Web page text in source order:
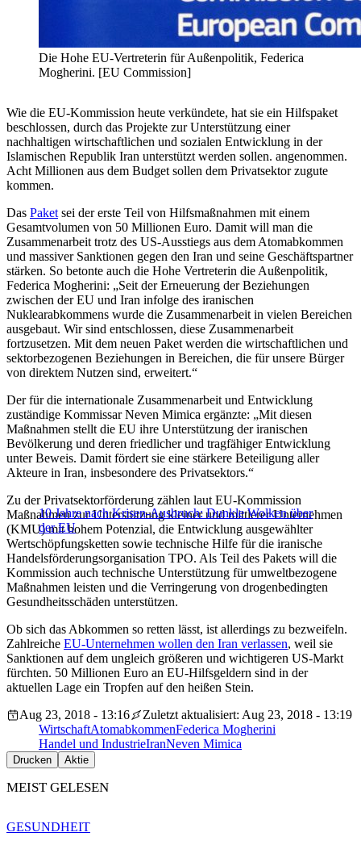
Die Hohe EU-Vertreterin für Außenpolitik, Federica
Mogherini. [EU Commission]
Wie die EU-Kommission heute verkündete, hat sie ein Hilfspaket
beschlossen, durch das Projekte zur Unterstützung einer
nachhaltigen wirtschaftlichen und sozialen Entwicklung in der
Islamischen Republik Iran unterstützt werden sollen. angenommen.
Acht Millionen aus dem Budget sollen dem Privatsektor zugute
kommen.
Das Paket sei der erste Teil von Hilfsmaßnahmen mit einem
Gesamtvolumen von 50 Millionen Euro. Damit will man die
Zusammenarbeit trotz des US-Ausstiegs aus dem Atomabkommen
und massiver Sanktionen gegen den Iran und seine Geschäftspartner
stärken. So betonte auch die Hohe Vertreterin die Außenpolitik,
Federica Mogherini: „Seit der Erneuerung der Beziehungen
zwischen der EU und Iran infolge des iranischen
Nuklearabkommens wurde die Zusammenarbeit in vielen Bereichen
ausgebaut. Wir sind entschlossen, diese Zusammenarbeit
fortzusetzen. Mit dem neuen Paket werden die wirtschaftlichen und
sektorbezogenen Beziehungen in Bereichen, die für unsere Bürger
von direktem Nutzen sind, erweitert.“
Der für die internationale Zusammenarbeit und Entwicklung
zuständige Kommissar Neven Mimica ergänzte: „Mit diesen
Maßnahmen stellt die EU ihre Unterstützung der iranischen
Bevölkerung und deren friedlicher und tragfähiger Entwicklung
unter Beweis. Damit fördert sie eine stärkere Beteiligung aller
Akteure in Iran, insbesondere des Privatsektors.“
10 Jahre nach Krisen-Ausbruch: Dunkle Wolken über
der EU
Zu der Privatsektorförderung zählen laut EU-Kommission
Maßnahmen zur Unterstützung kleiner und mittlerer Unternehmen
(KMU) mit hohem Potenzial, die Entwicklung ausgewählter
Wertschöpfungsketten sowie technische Hilfe für die iranische
Handelsförderungsorganisation TPO. Als Teil des Pakets will die
Kommission auch technische Unterstützung für umweltbezogene
Maßnahmen leisten und die Verringerung von drogenbedingten
Gesundheitsschäden unterstützen.
Ob sich das Abkommen so retten lässt, ist allerdings zu bezweifeln.
Zahlreiche EU-Unternehmen wollen den Iran verlassen, weil sie
Sanktionen auf dem ungleich größeren und wichtigeren US-Markt
fürchten. 50 Millionen Euro an EU-Hilfsgeldern sind in der
aktuellen Lage ein Tropfen auf den heißen Stein.
Aug 23, 2018 - 13:16
Zuletzt aktualisiert: Aug 23, 2018 - 13:19
WirtschaftAtomabkommenFederica Mogherini
Handel und IndustrieIranNeven Mimica
Drucken Aktie
MEIST GELESEN
GESUNDHEIT